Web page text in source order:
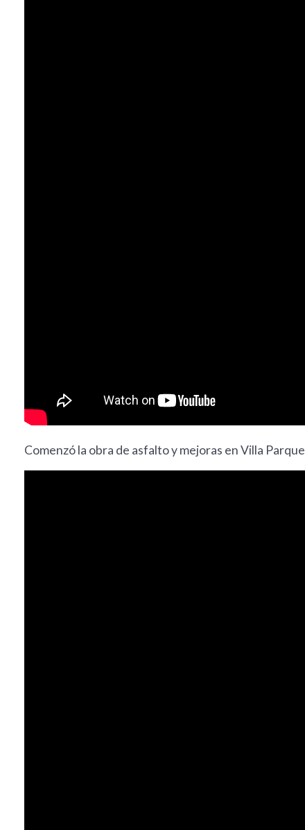
Comenzó la obra de asfalto y mejoras en Villa Parque